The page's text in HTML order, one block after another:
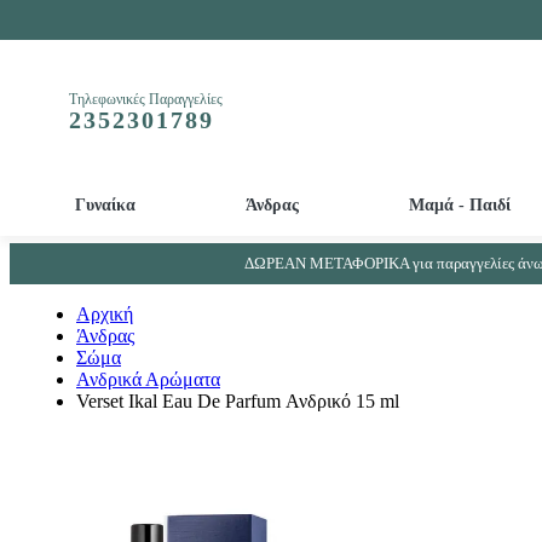
Τηλεφωνικές Παραγγελίες
2352301789
Γυναίκα Άνδρας Μαμά - Παιδί
ΔΩΡΕΑΝ ΜΕΤΑΦΟΡΙΚΑ για παραγγελίες
Αρχική
Άνδρας
Σώμα
Ανδρικά Αρώματα
Verset Ikal Eau De Parfum Ανδρικό 15 ml